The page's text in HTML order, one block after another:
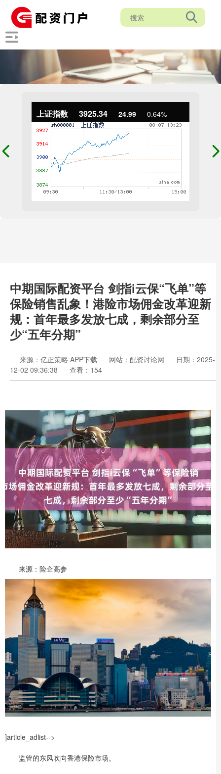
上证指数 3925.34 24.99 0.64%
中期国际配资平台 剑指i云保“飞单”等
保险销售乱象！港险市场佣金改革迎新
规：首年最多发放七成，剩余部分至
少“五年分期”
来源：亿正策略 APP下载 网站：配资讨论网
日期：2025-
12-02 09:36:38
查看：154
来源：险企高参
]article_adlist-->
监管的东风吹向香港保险市场。